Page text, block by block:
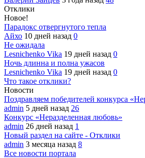
Отклики
Новое!
Парадокс отвергнутого тепла
Айхо 10 дней назад 0
Не ожидала
Lesnichenko Vika 19 дней назад 0
Ночь длинна и полна ужасов
Lesnichenko Vika 19 дней назад 0
Что такое отклики?
Новости
Поздравляем победителей конкурса
admin 5 дней назад 26
Конкурс «Неразделенная любовь»
admin 26 дней назад 1
Новый раздел на сайте - Отклики
admin 3 месяца назад 8
Все новости портала